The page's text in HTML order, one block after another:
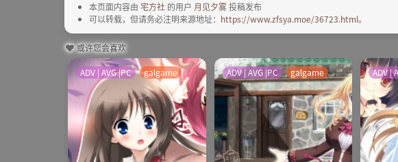
本页面内容由 宅方社 的用户 月见夕雾投稿发布
可以转载，但请务必注明来源地址： https://www.zfsya.moe/36723.html。
或许您会喜欢
ADV | AVG |PC galgame ADV | AVG |PC galgame ADV |